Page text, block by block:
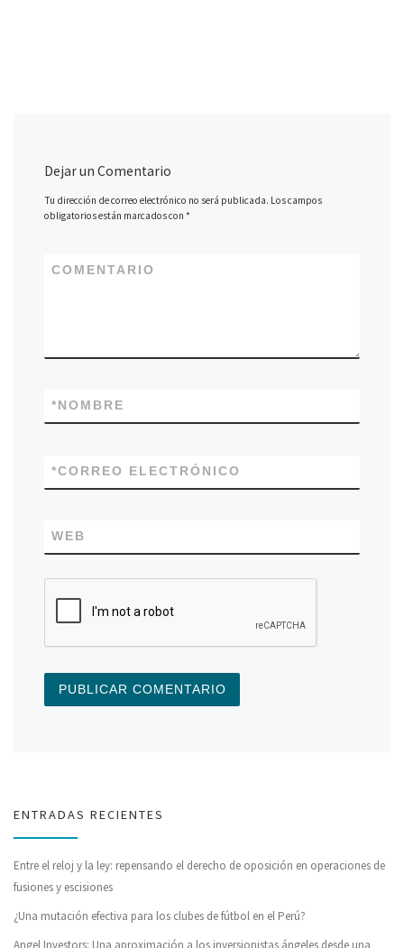
Dejar un Comentario
Tu dirección de correo electrónico no será publicada. Los campos
obligatorios están marcados con*
COMENTARIO
NOMBRE
*
CORREO ELECTRÓNICO
*
WEB
ENTRADAS RECIENTES
Entre el reloj y la ley: repensando el derecho de oposición en operaciones de
fusiones y escisiones
¿Una mutación efectiva para los clubes de fútbol en el Perú?
Angel Investors: Una aproximación a los inversionistas ángeles desde una